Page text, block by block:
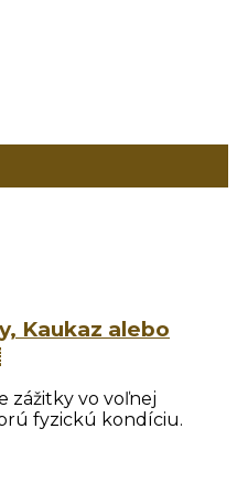
Kaukaz alebo
zážitky vo voľnej
fyzickú kondíciu.